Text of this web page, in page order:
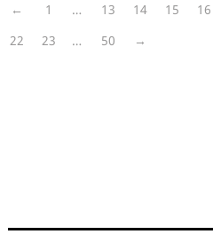
← 1 … 13 14 15 16
22
23 … 50 →